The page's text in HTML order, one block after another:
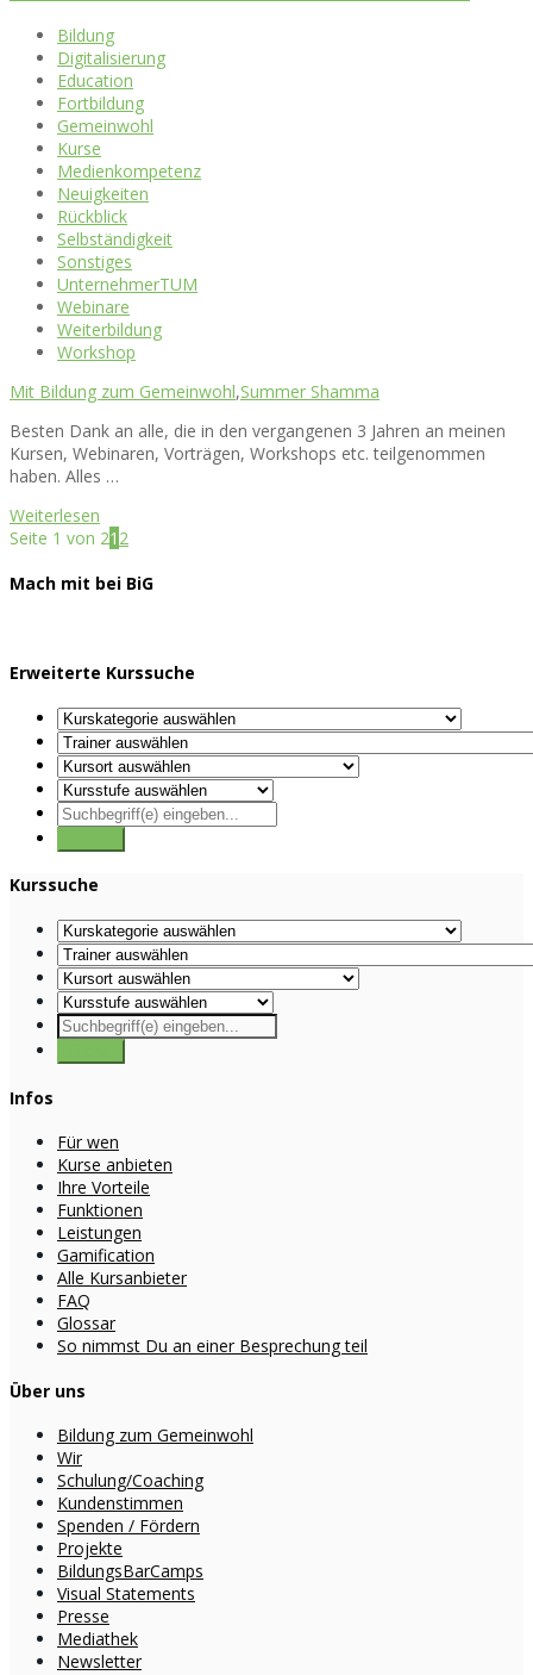
Bildung
Digitalisierung
Education
Fortbildung
Gemeinwohl
Kurse
Medienkompetenz
Neuigkeiten
Rückblick
Selbständigkeit
Sonstiges
UnternehmerTUM
Webinare
Weiterbildung
Workshop
Mit Bildung zum Gemeinwohl,Summer Shamma
Besten Dank an alle, die in den vergangenen 3 Jahren an meinen
Kursen, Webinaren, Vorträgen, Workshops etc. teilgenommen
haben. Alles …
Weiterlesen
Seite 1 von 21 2
Mach mit bei BiG
Erweiterte Kurssuche
Kurssuche
Infos
Für wen
Kurse anbieten
Ihre Vorteile
Funktionen
Leistungen
Gamification
Alle Kursanbieter
FAQ
Glossar
So nimmst Du an einer Besprechung teil
Über uns
Bildung zum Gemeinwohl
Wir
Schulung/Coaching
Kundenstimmen
Spenden / Fördern
Projekte
BildungsBarCamps
Visual Statements
Presse
Mediathek
Newsletter